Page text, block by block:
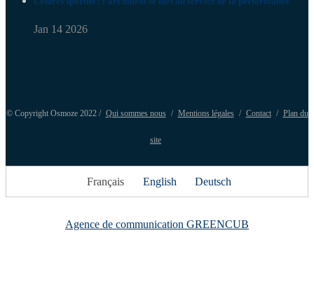
Jan 14 2026
© Copyright Osmoze 2022 / Qui sommes nous / Mentions légales / Contact / Plan du
site
Français English Deutsch
Agence de communication GREENCUB